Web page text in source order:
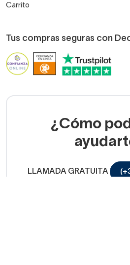
Carrito
Tus compras seguras con
¿Cómo
LLAMADA GRATUITA